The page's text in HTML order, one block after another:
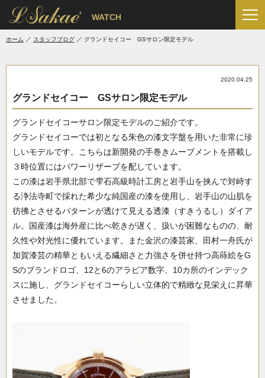
' WATCH
ホーム スタッフブログ グランドセイコー GSサロン限定モデル
2020.04.25
グランドセイコー GSサロン限定モデル
グランドセイコーサロン限定モデルのご紹介です。
グランドセイコーでは初となる朱色の漆文字盤を用いた非常に珍
しいモデルです。こちらは新開発の手巻きムーブメントを搭載し
３時位置にはパワーリザーブを配しています。
この漆は岩手県北部で雫石高級時計工房と岩手山を挟んで対峙す
る浄法寺町で採れた希少な純国産の漆を使用し、岩手山の山肌を
彷彿とさせるパターンが透けて見える透漆（すきうるし）ダイア
ル。国産漆は海外産に比べ乾きが遅く、扱いが困難なものの、耐
久性や対光性に優れています。また金沢の漆芸家、田村一舟氏が
加賀漆芸の精華ともいえる繊細さと力強さを併せ持つ高蒔絵をG
Sのブランドロゴ、12と6のアラビア数字、10カ所のインデック
スに施し、グランドセイコーらしい立体的で精緻な見栄えに昇華
させました。